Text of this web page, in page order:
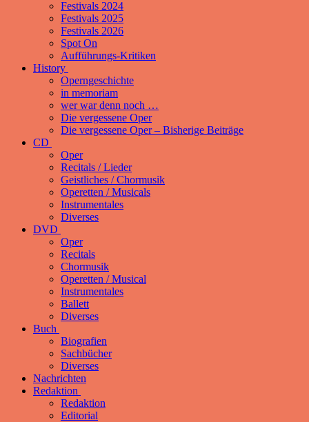
Festivals 2024
Festivals 2025
Festivals 2026
Spot On
Aufführungs-Kritiken
History
Operngeschichte
in memoriam
wer war denn noch …
Die vergessene Oper
Die vergessene Oper – Bisherige Beiträge
CD
Oper
Recitals / Lieder
Geistliches / Chormusik
Operetten / Musicals
Instrumentales
Diverses
DVD
Oper
Recitals
Chormusik
Operetten / Musical
Instrumentales
Ballett
Diverses
Buch
Biografien
Sachbücher
Diverses
Nachrichten
Redaktion
Redaktion
Editorial